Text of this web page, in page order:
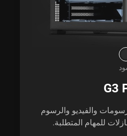
G3
والفيديو والرسوم
للمهام المتطلبة.